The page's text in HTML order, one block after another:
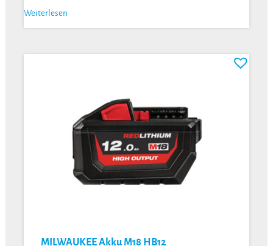
Weiterlesen
MILWAUKEE Akku M18 HB12